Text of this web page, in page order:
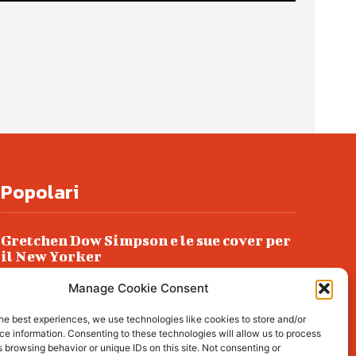
Manage Cookie Consent
best experiences, we use technologies like cookies to store and/or
information. Consenting to these technologies will allow us to process
browsing behavior or unique IDs on this site. Not consenting or
Popolari
Gretchen Dow Simpson e le sue cover per
il New Yorker
Ancora dossieraggi e schedature
Podlech, il Cile lo ha condannato
all’ergastolo